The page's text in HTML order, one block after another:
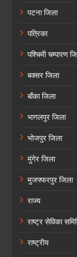
पटना जिला
पत्रिका
पश्चिमी चम्पारण
बक्सर जिला
बाँका जिला
भागलपुर जिला
भोजपुर जिला
मुंगेर जिला
मुजफ्फरपुर जिला
राज्य
राष्ट्र सेविका
राष्ट्रीय